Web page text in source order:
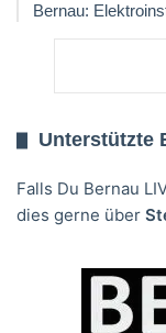
Bernau:
Unterstützte
Falls Du Bernau
dies gerne über